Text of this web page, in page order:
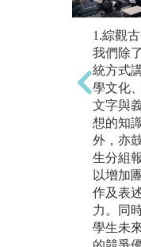
1.綜觀
我們除
統方式
學文化
文字與
想的知
外，亦
生分組
以增加
作及表
力。同
學生未